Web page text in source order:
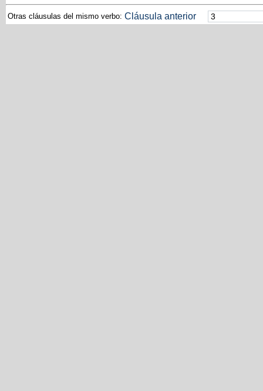
Otras cláusulas del mismo verbo: Cláusula anterior